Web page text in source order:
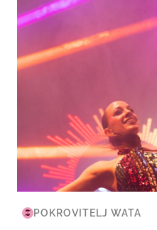
POKROVITELJ WATA